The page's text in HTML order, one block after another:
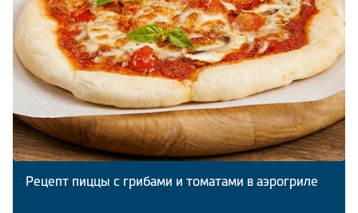
Рецепт пиццы с грибами и томатами в аэрогриле